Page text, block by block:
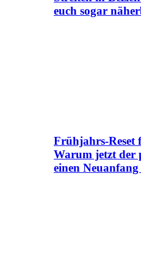
euch sogar
Frühjahrs-Reset
Warum jetzt der
einen Neuanfang